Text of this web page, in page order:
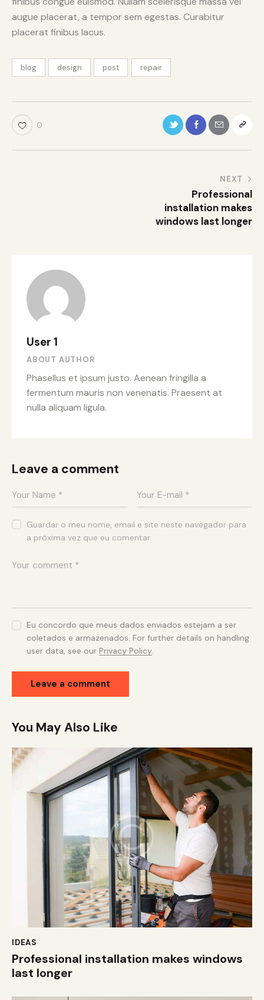
augue placerat, a tempor sem egestas. Curabitur
placerat finibus lacus.
blog design post repair
0
NEXT
Professional
installation makes
windows last longer
User 1
ABOUT AUTHOR
Phasellus et ipsum justo. Aenean fringilla a
fermentum mauris non venenatis. Praesent at
nulla aliquam ligula.
Leave a comment
Guardar o meu nome, email e site neste navegador para
a próxima vez que eu comentar.
Eu concordo que meus dados enviados estejam a ser
coletados e armazenados. For further details on handling
user data, see our Privacy Policy.
You May Also Like
IDEAS
Professional installation makes windows
last longer